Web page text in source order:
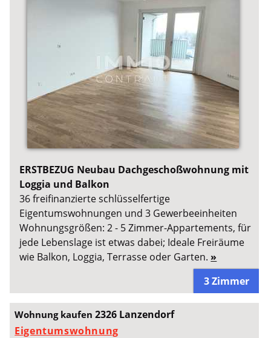
ERSTBEZUG Neubau Dachgeschoßwohnung mit
Loggia und Balkon
36 freifinanzierte schlüsselfertige
Eigentumswohnungen und 3 Gewerbeeinheiten
Wohnungsgrößen: 2 - 5 Zimmer-Appartements, für
jede Lebenslage ist etwas dabei; Ideale Freiräume
wie Balkon, Loggia, Terrasse oder Garten. »
3 Zimmer
Wohnung kaufen2326 Lanzendorf
Eigentumswohnung